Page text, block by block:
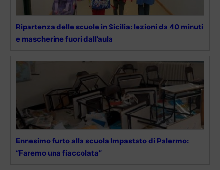
Ripartenza delle scuole in Sicilia: lezioni da 40 minuti
e mascherine fuori dall’aula
Ennesimo furto alla scuola Impastato di Palermo:
“Faremo una fiaccolata”